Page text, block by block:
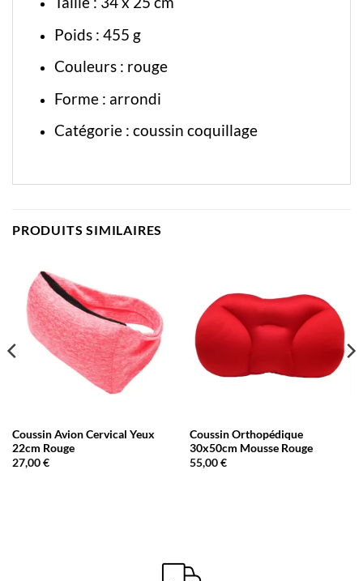
Poids : 455 g
Couleurs : rouge
Forme : arrondi
Catégorie : coussin coquillage
PRODUITS SIMILAIRES
Coussin Avion Cervical Yeux
22cm Rouge
27,00€
Coussin Orthopédique
30x50cm Mousse Rouge
55,00€